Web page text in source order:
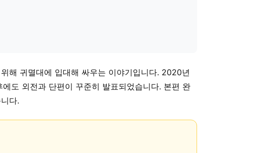
해 귀멸대에 입대해 싸우는 이야기입니다. 2020년
도 외전과 단편이 꾸준히 발표되었습니다. 본편 완
다.